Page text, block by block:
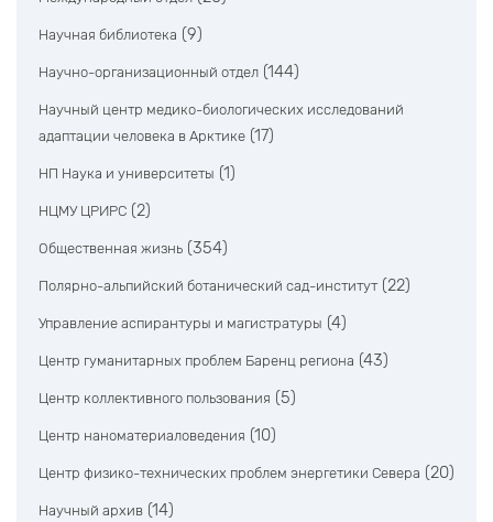
Научная библиотека (9)
Научно-организационный отдел (144)
Научный центр медико-биологических исследований
адаптации человека в Арктике (17)
НП Наука и университеты (1)
НЦМУ ЦРИРС (2)
Общественная жизнь (354)
Полярно-альпийский ботанический сад-институт (22)
Управление аспирантуры и магистратуры (4)
Центр гуманитарных проблем Баренц региона (43)
Центр коллективного пользования (5)
Центр наноматериаловедения (10)
Центр физико-технических проблем энергетики Севера (20)
Научный архив (14)